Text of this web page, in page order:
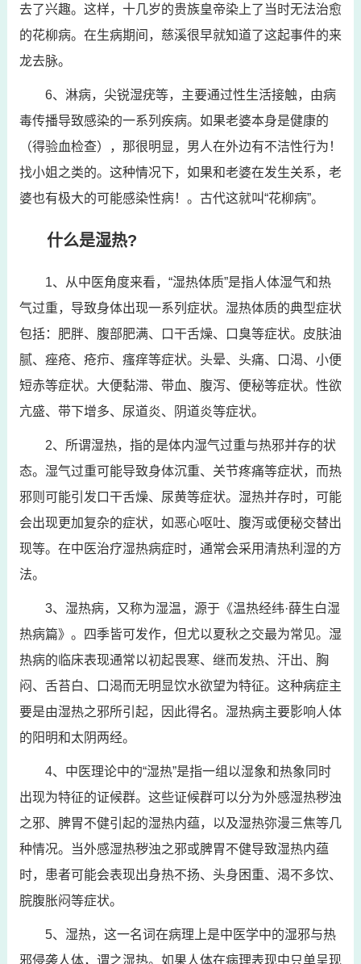
去了兴趣。这样，十几岁的贵族皇帝染上了当时无法治愈
的花柳病。在生病期间，慈溪很早就知道了这起事件的来
龙去脉。
6、淋病，尖锐湿疣等，主要通过性生活接触，由病
毒传播导致感染的一系列疾病。如果老婆本身是健康的
（得验血检查），那很明显，男人在外边有不洁性行为！
找小姐之类的。这种情况下，如果和老婆在发生关系，老
婆也有极大的可能感染性病！。古代这就叫“花柳病”。
什么是湿热?
1、从中医角度来看，“湿热体质”是指人体湿气和热
气过重，导致身体出现一系列症状。湿热体质的典型症状
包括：肥胖、腹部肥满、口干舌燥、口臭等症状。皮肤油
腻、痤疮、疮疖、瘙痒等症状。头晕、头痛、口渴、小便
短赤等症状。大便黏滞、带血、腹泻、便秘等症状。性欲
亢盛、带下增多、尿道炎、阴道炎等症状。
2、所谓湿热，指的是体内湿气过重与热邪并存的状
态。湿气过重可能导致身体沉重、关节疼痛等症状，而热
邪则可能引发口干舌燥、尿黄等症状。湿热并存时，可能
会出现更加复杂的症状，如恶心呕吐、腹泻或便秘交替出
现等。在中医治疗湿热病症时，通常会采用清热利湿的方
法。
3、湿热病，又称为湿温，源于《温热经纬·薛生白湿
热病篇》。四季皆可发作，但尤以夏秋之交最为常见。湿
热病的临床表现通常以初起畏寒、继而发热、汗出、胸
闷、舌苔白、口渴而无明显饮水欲望为特征。这种病症主
要是由湿热之邪所引起，因此得名。湿热病主要影响人体
的阳明和太阴两经。
4、中医理论中的“湿热”是指一组以湿象和热象同时
出现为特征的证候群。这些证候群可以分为外感湿热秽浊
之邪、脾胃不健引起的湿热内蕴，以及湿热弥漫三焦等几
种情况。当外感湿热秽浊之邪或脾胃不健导致湿热内蕴
时，患者可能会表现出身热不扬、头身困重、渴不多饮、
脘腹胀闷等症状。
5、湿热，这一名词在病理上是中医学中的湿邪与热
邪侵袭人体，谓之湿热。如果人体在病理表现中只单呈现